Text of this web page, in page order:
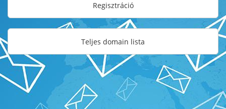
Regisztráció
Teljes domain lista